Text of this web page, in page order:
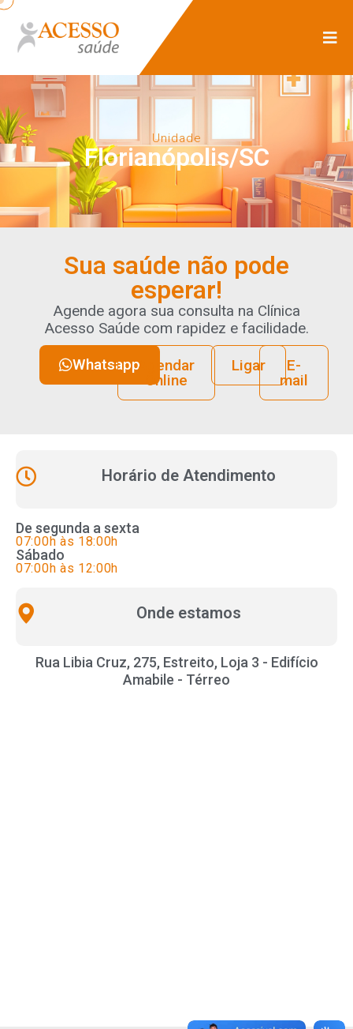
Unidade
Florianópolis/SC
Sua saúde não pode
esperar!
Agende agora sua consulta na Clínica
Acesso Saúde com rapidez e facilidade.
WhatsappAgendar
Online
Ligar
E-
mail
Horário de Atendimento
De segunda a sexta
07:00h às 18:00h
Sábado
07:00h às 12:00h
Onde estamos
Rua Libia Cruz, 275, Estreito, Loja 3 - Edifício
Amabile - Térreo